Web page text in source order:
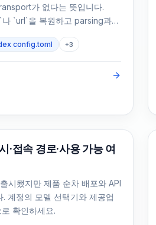
가 없다는 뜻입니다.
`url`을 복원하고 parsing과
.
config.toml +3
접속 경로·사용 가능 여
시됐지만 제품 순차 배포와 API
계정의 모델 선택기와 제공업
확인하세요.